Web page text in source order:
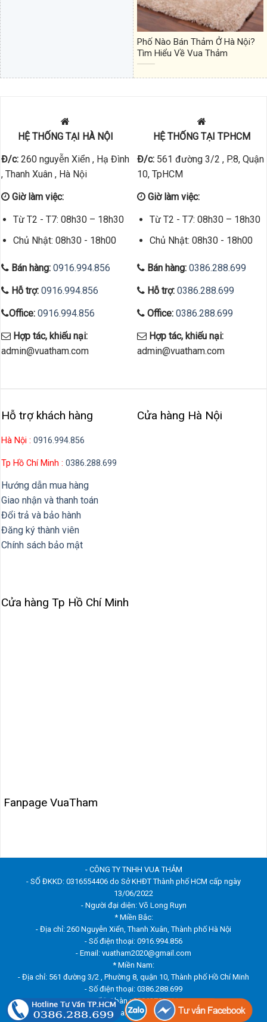
Phố Nào Bán Thảm Ở Hà Nội?
Tìm Hiểu Về Vua Thảm
HỆ THỐNG TẠI HÀ NỘI
Đ/c:260 nguyễn Xiển , Hạ Đình
, Thanh Xuân , Hà Nội
Giờ làm việc:
Từ T2 - T7: 08h30 – 18h30
Chủ Nhật: 08h30 - 18h00
Bán hàng: 0916.994.856
Hỗ trợ: 0916.994.856
Office: 0916.994.856
Hợp tác, khiếu nại:
admin@vuatham.com
HỆ THỐNG TẠI TPHCM
Đ/c:561 đường 3/2 , P.8, Quận
10, TpHCM
Giờ làm việc:
Từ T2 - T7: 08h30 – 18h30
Chủ Nhật: 08h30 - 18h00
Bán hàng: 0386.288.699
Hỗ trợ: 0386.288.699
Office: 0386.288.699
Hợp tác, khiếu nại:
admin@vuatham.com
Hỗ trợ khách hàng
Hà Nội : 0916.994.856
Tp Hồ Chí Minh : 0386.288.699
Hướng dẫn mua hàng
Giao nhận và thanh toán
Đổi trả và bảo hành
Đăng ký thành viên
Chính sách bảo mật
Cửa hàng Hà Nội
Cửa hàng Tp Hồ Chí Minh
Fanpage VuaTham
- CÔNG TY TNHH VUA THẢM
- SỐ ĐKKD: 0316554406 do Sở KHĐT Thành phố HCM cấp ngày
13/06/2022
- Người đại diện: Võ Long Ruyn
* Miền Bắc:
- Địa chỉ: 260 Nguyễn Xiển, Thanh Xuân, Thành phố Hà Nội
- Số điện thoại: 0916.994.856
- Email: vuatham2020@gmail.com
* Miền Nam:
- Địa chỉ: 561 đường 3/2 , Phường 8, quận 10, Thành phố Hồ Chí Minh
- Số điện thoại: 0386.288.699
- Số ĐT bàn : 02862703791
- Email: vuatham2020@gmail.com